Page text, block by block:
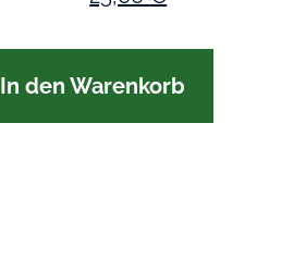
In den Warenkorb